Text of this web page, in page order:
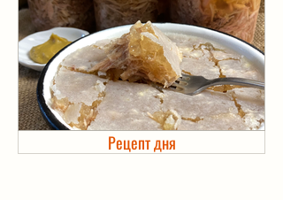
Рецепт дня
Холодец в банке. Автоклав